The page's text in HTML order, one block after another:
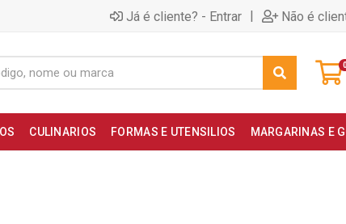
Já é cliente? - Entrar | Não é
0
CULINARIOS FORMAS E UTENSILIOS MARGARINAS E